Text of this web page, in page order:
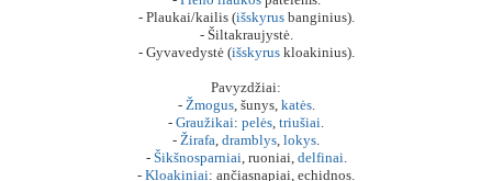
- Plaukai/kailis (išskyrusbanginius).
- Šiltakraujystė.
- Gyvavedystė (išskyruskloakinius).
Pavyzdžiai:
- Žmogus, šunys, katės.
- Graužikai: pelės, triušiai.
- Žirafa, dramblys, lokys.
- Šikšnosparniai, ruoniai, delfinai.
- Kloakiniai: ančiasnapiai, echidnos.